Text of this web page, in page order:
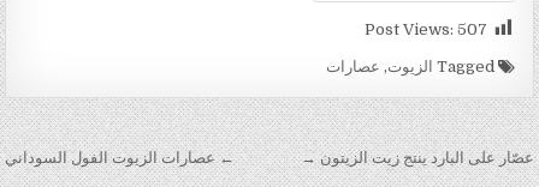
Post Views: 507
Tagged الزيوت, عصارات
تصفّح المقالات ← عصارات الزيوت الفول السوداني عصّار على البارد ينتج زيت الزيتون →